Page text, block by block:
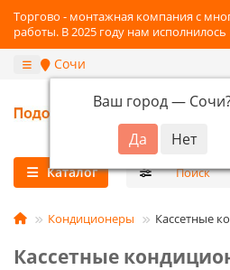
Торгово - монтажная компания с
работы. В 2025 году нам исполнилось
Сочи
Ваш город — Сочи
+7
Каталог
Кондиционеры Кассетные
Кассетные